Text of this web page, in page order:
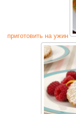
приготовить на ужин